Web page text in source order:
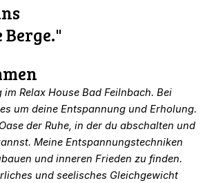
Relax House Bad Feilnbach. Bei
um deine Entspannung und Erholung.
der Ruhe, in der du abschalten und
Meine Entspannungstechniken
und inneren Frieden zu finden.
und seelisches Gleichgewicht